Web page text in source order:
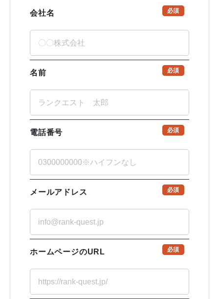
会社名 必須
名前 必須
電話番号 必須
メールアドレス 必須
ホームページのURL 必須